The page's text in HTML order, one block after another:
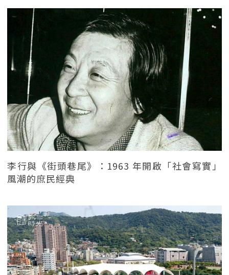
李行與《街頭巷尾》：1963 年開啟「社會寫實」
風潮的庶民經典